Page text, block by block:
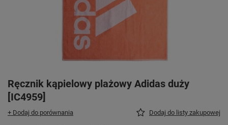
Ręcznik kąpielowy plażowy Adidas duży
[IC4959]
+ Dodaj do porównania Dodaj do listy zakupowej